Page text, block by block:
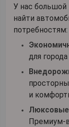
У нас
найти
потребностям:
для
и
Люксовые
Премиум-